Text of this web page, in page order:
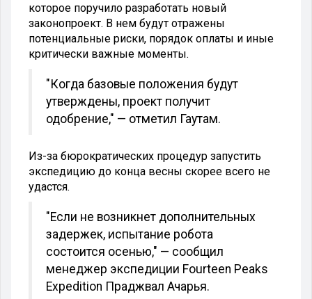
которое поручило разработать новый
законопроект. В нем будут отражены
потенциальные риски, порядок оплаты и иные
критически важные моменты.
"Когда базовые положения будут
утверждены, проект получит
одобрение," — отметил Гаутам.
Из-за бюрократических процедур запустить
экспедицию до конца весны скорее всего не
удастся.
"Если не возникнет дополнительных
задержек, испытание робота
состоится осенью," — сообщил
менеджер экспедиции Fourteen Peaks
Expedition Праджвал Ачарья.